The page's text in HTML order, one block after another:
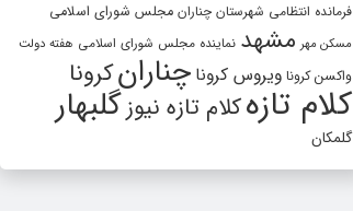
فرمانده انتظامی شهرستان چناران مجلس شورای اسلامی
مسکن مهر مشهد نماینده مجلس شورای اسلامی هفته دولت
واکسن کرونا ویروس کرونا چنارانکرونا
کلام تازهکلام تازه نیوزگلبهار
گلمکان